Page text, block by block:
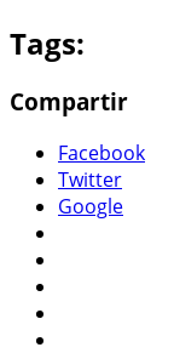
Tags:
Compartir
Facebook
Twitter
Google